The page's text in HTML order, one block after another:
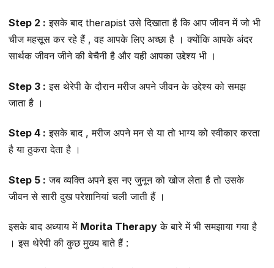
Step 2 : इसके बाद therapist उसे दिखाता है कि आप जीवन में जो भी
चीज महसूस कर रहे हैं , वह आपके लिए अच्छा है । क्योंकि आपके अंदर
सार्थक जीवन जीने की बेचैनी है और यही आपका उद्देश्य भी ।
Step 3 : इस थेरेपी केे दौरान मरीज अपने जीवन के उद्देश्य को समझ
जाता है ।
Step 4 : इसके बाद , मरीज अपने मन से या तो भाग्य को स्वीकार करता
है या ठुकरा देता है ।
Step 5 : जब व्यक्ति अपने इस नए जुनून को खोज लेता है तो उसके
जीवन से सारी दुख परेशानियां चली जाती हैं ।
इसके बाद अध्याय में Morita Therapy के बारे में भी समझाया गया है
। इस थेरेपी की कुछ मुख्य बाते हैं :